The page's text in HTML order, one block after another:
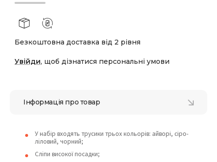
Безкоштовна доставка від 2 рівня
Увійди, щоб дізнатися персональні умови
Інформація про товар
У набір входять трусики трьох кольорів: айворі, сіро-
ліловий, чорний;
Сліпи високої посадки;